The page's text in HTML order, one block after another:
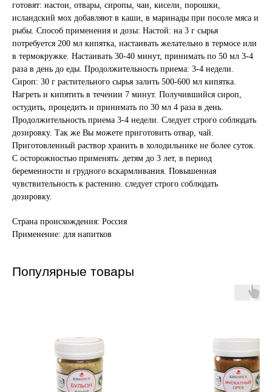
готовят: настои, отвары, сиропы, чаи, кисели, порошки,
исландский мох добавляют в каши, в маринады при посоле мяса и
рыбы. Способ применения и дозы: Настой: на 3 г сырья
потребуется 200 мл кипятка, настаивать желательно в термосе или
в термокружке. Настаивать 30-40 минут, принимать по 50 мл 3-4
раза в день до еды. Продолжительность приема: 3-4 недели.
Сироп: 30 г растительного сырья залить 500-600 мл кипятка.
Нагреть и кипятить в течении 7 минут. Получившийся сироп,
остудить, процедить и принимать по 30 мл 4 раза в день.
Продолжительность приема 3-4 недели. Следует строго соблюдать
дозировку. Так же Вы можете приготовить отвар, чай.
Приготовленный раствор хранить в холодильнике не более суток.
С осторожностью применять: детям до 3 лет, в период
беременности и грудного вскармливания. Повышенная
чувствительность к растению. следует строго соблюдать
дозировку.
Страна происхождения: Россия
Применение: для напитков
Популярные товары